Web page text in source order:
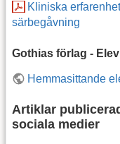
Kliniska
särbegåvning
Gothias förlag -
Hemmasittande
Artiklar
sociala medier